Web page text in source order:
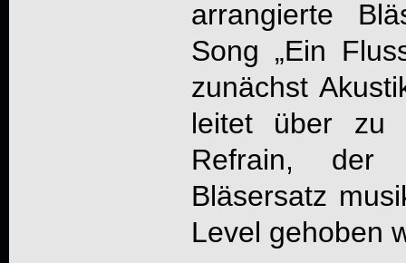
arrangierte
Song „Ein
zunächst
leitet über zu
Refrain, der
Bläsersatz
Level gehoben